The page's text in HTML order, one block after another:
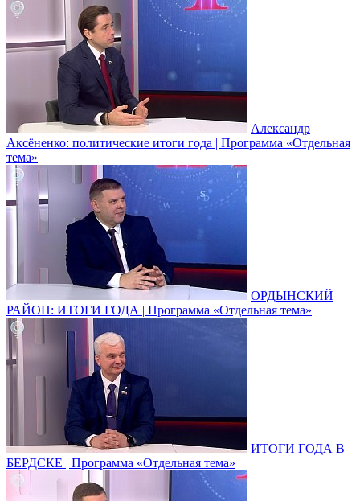
Александр
Аксёненко: политические итоги года | Программа «Отдельная
тема»
ОРДЫНСКИЙ
РАЙОН: ИТОГИ ГОДА | Программа «Отдельная тема»
ИТОГИ ГОДА В
БЕРДСКЕ | Программа «Отдельная тема»